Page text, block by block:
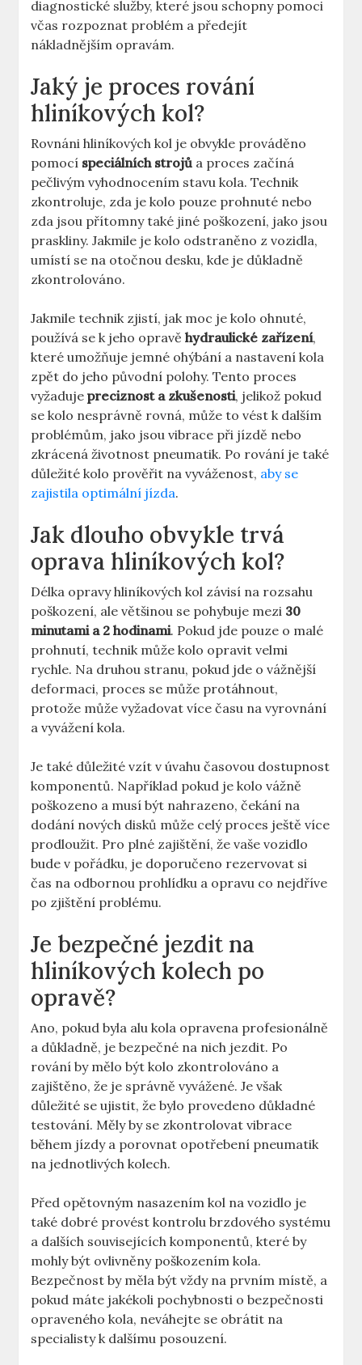
diagnostické služby, které jsou schopny pomoci
včas rozpoznat problém a předejít
nákladnějším opravám.
Jaký je proces rování
hliníkových kol?
Rovnáni hliníkových kol je obvykle prováděno
pomocí speciálních strojů a proces začíná
pečlivým vyhodnocením stavu kola. Technik
zkontroluje, zda je kolo pouze prohnuté nebo
zda jsou přítomny také jiné poškození, jako jsou
praskliny. Jakmile je kolo odstraněno z vozidla,
umístí se na otočnou desku, kde je důkladně
zkontrolováno.
Jakmile technik zjistí, jak moc je kolo ohnuté,
používá se k jeho opravěhydraulické zařízení,
které umožňuje jemné ohýbání a nastavení kola
zpět do jeho původní polohy. Tento proces
vyžadujepreciznost a zkušenosti, jelikož pokud
se kolo nesprávně rovná, může to vést k dalším
problémům, jako jsou vibrace při jízdě nebo
zkrácená životnost pneumatik. Po rování je také
důležité kolo prověřit na vyváženost, aby se
zajistila optimální jízda.
Jak dlouho obvykle trvá
oprava hliníkových kol?
Délka opravy hliníkových kol závisí na rozsahu
poškození, ale většinou se pohybuje mezi 30
minutami a 2 hodinami. Pokud jde pouze o malé
prohnutí, technik může kolo opravit velmi
rychle. Na druhou stranu, pokud jde o vážnější
deformaci, proces se může protáhnout,
protože může vyžadovat více času na vyrovnání
a vyvážení kola.
Je také důležité vzít v úvahu časovou dostupnost
komponentů. Například pokud je kolo vážně
poškozeno a musí být nahrazeno, čekání na
dodání nových disků může celý proces ještě více
prodloužit. Pro plné zajištění, že vaše vozidlo
bude v pořádku, je doporučeno rezervovat si
čas na odbornou prohlídku a opravu co nejdříve
po zjištění problému.
Je bezpečné jezdit na
hliníkových kolech po
opravě?
Ano, pokud byla alu kola opravena profesionálně
a důkladně, je bezpečné na nich jezdit. Po
rování by mělo být kolo zkontrolováno a
zajištěno, že je správně vyvážené. Je však
důležité se ujistit, že bylo provedeno důkladné
testování. Měly by se zkontrolovat vibrace
během jízdy a porovnat opotřebení pneumatik
na jednotlivých kolech.
Před opětovným nasazením kol na vozidlo je
také dobré provést kontrolu brzdového systému
a dalších souvisejících komponentů, které by
mohly být ovlivněny poškozením kola.
Bezpečnost by měla být vždy na prvním místě, a
pokud máte jakékoli pochybnosti o bezpečnosti
opraveného kola, neváhejte se obrátit na
specialisty k dalšímu posouzení.